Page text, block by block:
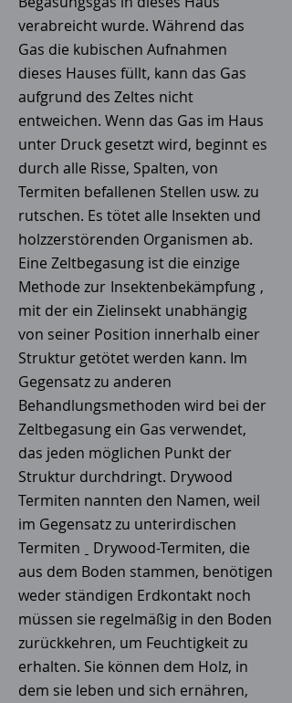
verabreicht wurde. Während das
Gas die kubischen Aufnahmen
dieses Hauses füllt, kann das Gas
aufgrund des Zeltes nicht
entweichen. Wenn das Gas im Haus
unter Druck gesetzt wird, beginnt es
durch alle Risse, Spalten, von
Termiten befallenen Stellen usw. zu
rutschen. Es tötet alle Insekten und
holzzerstörenden Organismen ab.
Eine Zeltbegasung ist die einzige
Methode zur Insektenbekämpfung ,
mit der ein Zielinsekt unabhängig
von seiner Position innerhalb einer
Struktur getötet werden kann. Im
Gegensatz zu anderen
Behandlungsmethoden wird bei der
Zeltbegasung ein Gas verwendet,
das jeden möglichen Punkt der
Struktur durchdringt. Drywood
Termiten nannten den Namen, weil
im Gegensatz zu unterirdischen
Termiten
Drywood-Termiten, die
aus dem Boden stammen, benötigen
weder ständigen Erdkontakt noch
müssen sie regelmäßig in den Boden
zurückkehren, um Feuchtigkeit zu
erhalten. Sie können dem Holz, in
dem sie leben und sich ernähren,